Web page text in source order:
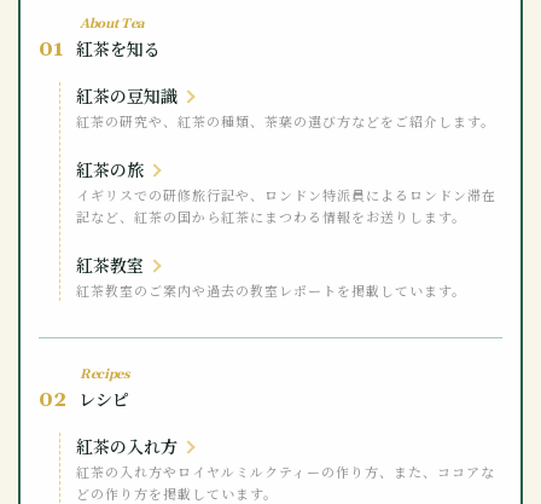
About Tea
01 紅茶を知る
紅茶の豆知識
紅茶の研究や、紅茶の種類、茶葉の選び方などをご紹介します。
紅茶の旅
イギリスでの研修旅行記や、ロンドン特派員によるロンドン滞在
記など、紅茶の国から紅茶にまつわる情報をお送りします。
紅茶教室
紅茶教室のご案内や過去の教室レポートを掲載しています。
Recipes
02
レシピ
紅茶の入れ方
紅茶の入れ方やロイヤルミルクティーの作り方、また、ココアな
どの作り方を掲載しています。